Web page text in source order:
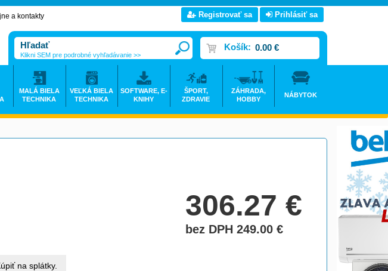
306.27€
bez DPH 249.00€
na splátky.
a kontakty
Registrovať sa Prihlásiť sa
Košík: 0.00 €
Klikni SEM pre podrobné vyhľadávanie >>
MALÁ BIELA
TECHNIKA
VEĽKÁ BIELA
TECHNIKA
SOFTWARE, E-
KNIHY
ŠPORT,
ZDRAVIE
ZÁHRADA,
HOBBY
NÁBYTOK